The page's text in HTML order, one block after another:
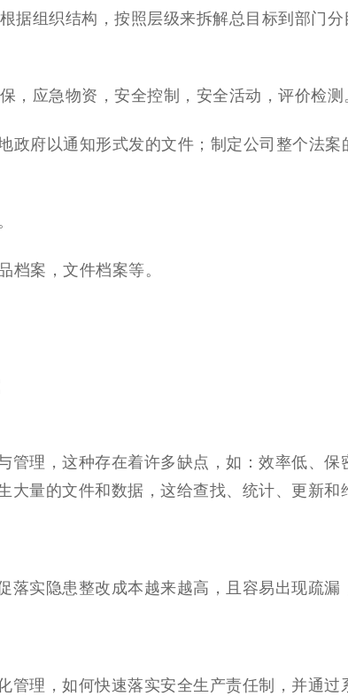
根据组织结构，按照层级来拆解总目标到部门分
，应急物资，安全控制，安全活动，评价检测
政府以通知形式发的文件；制定公司整个法案
档案，文件档案等。
管理，这种存在着许多缺点，如：效率低、保
大量的文件和数据，这给查找、统计、更新和
落实隐患整改成本越来越高，且容易出现疏漏
管理，如何快速落实安全⽣产责任制，并通过